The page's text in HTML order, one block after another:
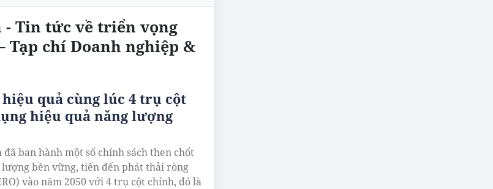
Tin tức về triển vọng
chí Doanh nghiệp &
quả cùng lúc 4 trụ cột
hiệu quả năng lượng
ban hành một số chính sách then chốt
bền vững, tiến đến phát thải ròng
vào năm 2050 với 4 trụ cột chính, đó là